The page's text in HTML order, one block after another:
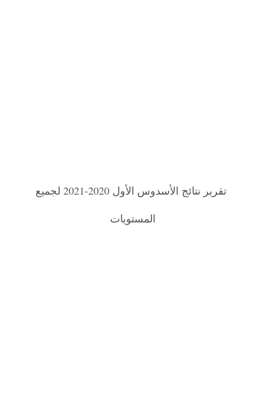
تقرير نتائج الأسدوس الأول 2020-2021 لجميع
المستويات